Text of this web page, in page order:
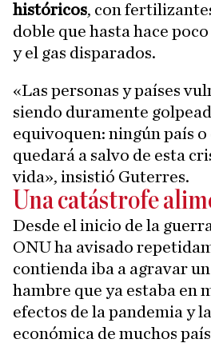
históricos, con
doble que hasta hace
y el gas disparados.
«Las personas y países
siendo duramente
equivoquen: ningún país o
quedará a salvo de esta
vida», insistió Guterres.
Una catástrofe
Desde el inicio de la
ONU ha avisado
contienda iba a agravar
hambre que ya estaba en
efectos de la pandemia y
económica de muchos